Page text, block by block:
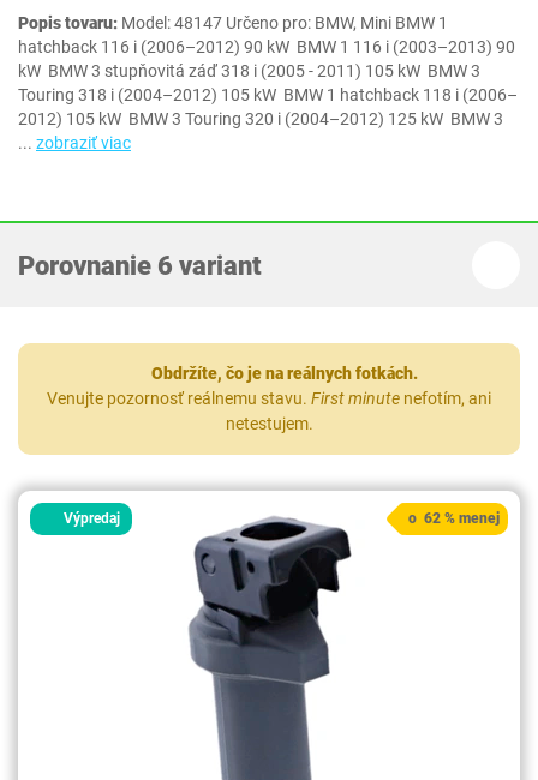
Popis tovaru: Model: 48147 Určeno pro: BMW, Mini BMW 1
hatchback 116 i (2006–2012) 90 kW BMW 1 116 i (2003–2013) 90
kW BMW 3 stupňovitá záď 318 i (2005 - 2011) 105 kW BMW 3
Touring 318 i (2004–2012) 105 kW BMW 1 hatchback 118 i (2006–
2012) 105 kW BMW 3 Touring 320 i (2004–2012) 125 kW BMW 3
... zobraziť viac
Porovnanie 6 variant
Obdržíte, čo je na reálnych fotkách.
Venujte pozornosť reálnemu stavu. First minute nefotím, ani
netestujem.
Výpredaj o 62 % menej